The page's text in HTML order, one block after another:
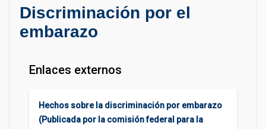
Discriminación por el
embarazo
Enlaces externos
Hechos sobre la discriminación por embarazo
(Publicada por la comisión federal para la